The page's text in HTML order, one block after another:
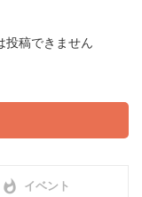
投稿できません
whatshot イベント